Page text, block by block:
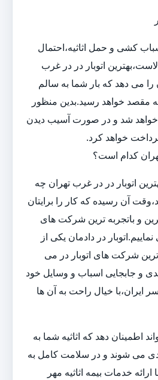
کشی و حمل اثاثیه،احتمال
اتوبار در در غرب
را می دهد که بار شما به سالم
مقصد خواهد رسید.بدین منظور
خواهد شد و در صورت آسیب دیدن
پرداخت خواهد کرد.
کدام است؟
اتوبار در در غرب تهران چه
آن رسیده که کار را برایتان
و باتجربه ترین شرکت های
در دادمان یکی از
شرکت های اتوبار در می
و جابجایی اسباب و وسایل خود
ایران،با خیال راحت به آن ها
اطمینان دهد که اثاثیه شما به
می شوند و در سلامت کامل به
خدمات بیمه اثاثیه مهر